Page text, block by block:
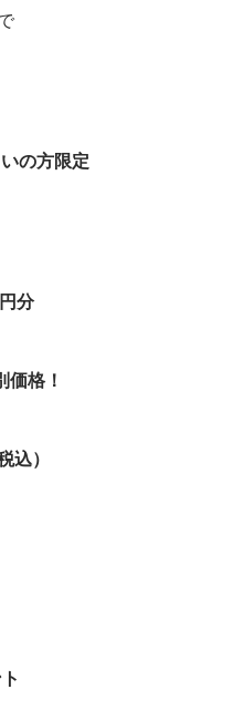
の方限定
分
価格！
込）